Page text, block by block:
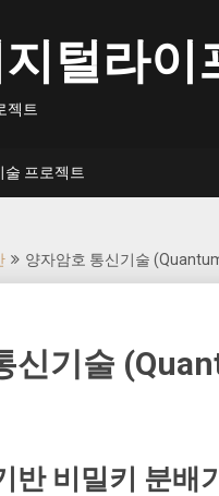
털라이
젝트
술 프로젝트
양자암호 통신기술
신기술
반 비밀키 분배